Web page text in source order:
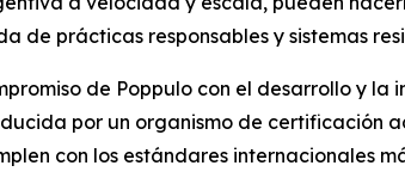
de prácticas responsables y sistemas
de Poppulo con el desarrollo y la
por un organismo de certificación
con los estándares internacionales